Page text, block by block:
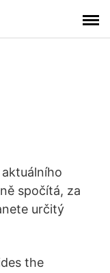
spočítá, za
určitý
the